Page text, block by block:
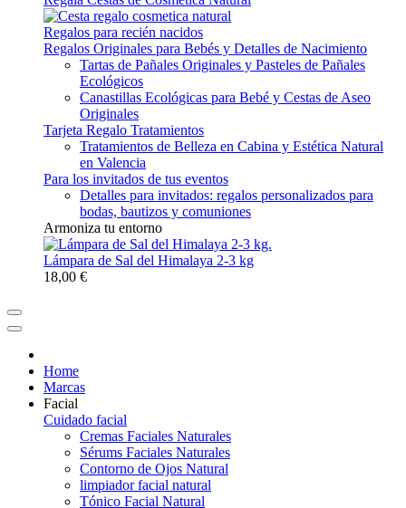
Regalos para recién nacidos
Regalos Originales para Bebés y Detalles de Nacimiento
Tartas de Pañales Originales y Pasteles de Pañales
Ecológicos
Canastillas Ecológicas para Bebé y Cestas de Aseo
Originales
Tarjeta Regalo Tratamientos
Tratamientos de Belleza en Cabina y Estética Natural
en Valencia
Para los invitados de tus eventos
Detalles para invitados: regalos personalizados para
bodas, bautizos y comuniones
Armoniza tu entorno
Lámpara de Sal del Himalaya 2-3 kg
18,00 €
Home
Marcas
Facial
Cuidado facial
Cremas Faciales Naturales
Sérums Faciales Naturales
Contorno de Ojos Natural
limpiador facial natural
Tónico Facial Natural